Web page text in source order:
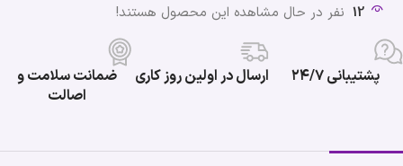
12 نفر در حال مشاهده این محصول هستند!
پشتیبانی ۲۴/۷ ارسال در اولین روز کاری
ضمانت سلامت و
اصالت